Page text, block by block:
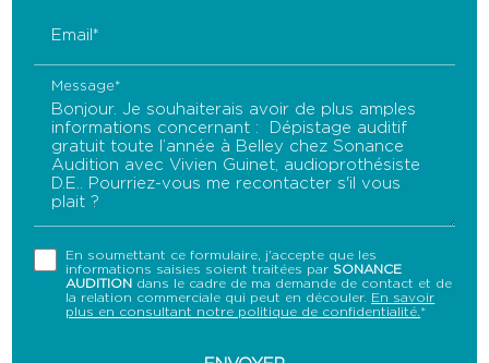
Email*
Message*
En soumettant ce formulaire, j'accepte que les
informations saisies soient traitées parSONANCE
AUDITION dans le cadre de ma demande de contact et de
la relation commerciale qui peut en découler. En savoir
plus en consultant notre politique de confidentialité. *